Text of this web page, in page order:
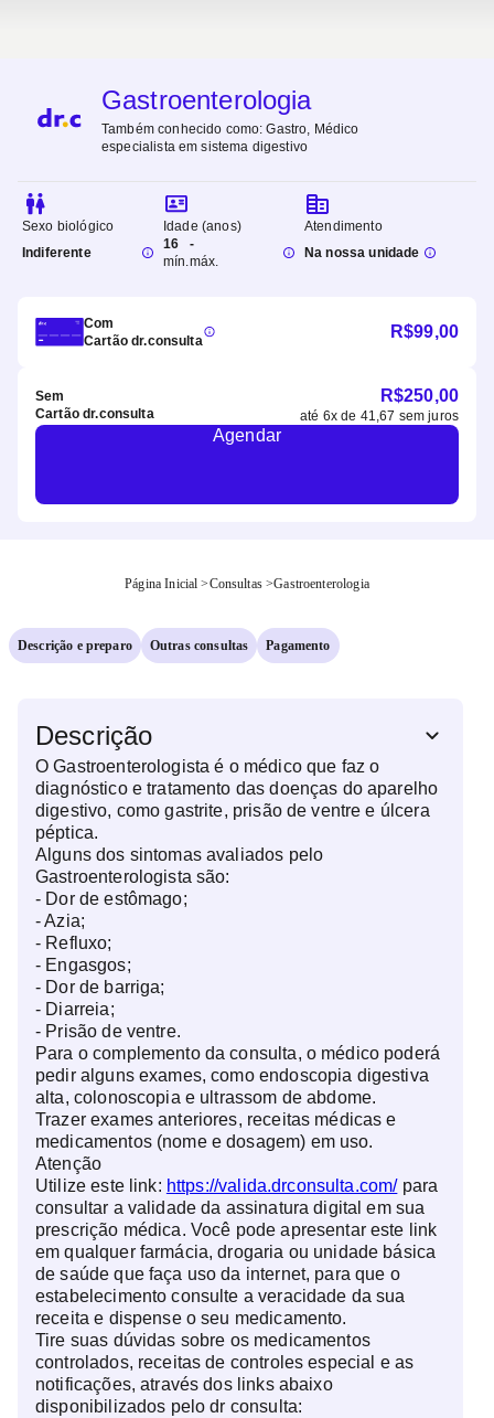
Gastroenterologia
Também conhecido como:Gastro, Médico
especialista em sistema digestivo
Sexo biológico
Indiferente
Idade (anos)
16
mín.
-
máx.
Atendimento
Na nossa unidade
Com
Cartão dr.consulta
R$99,00
Sem
Cartão dr.consulta
R$250,00
até 6x de 41,67 sem juros
Agendar
Página Inicial >Consultas >Gastroenterologia
Descrição e preparo Outras consultas Pagamento
Descrição
O Gastroenterologista é o médico que faz o
diagnóstico e tratamento das doenças do aparelho
digestivo, como gastrite, prisão de ventre e úlcera
péptica.
Alguns dos sintomas avaliados pelo
Gastroenterologista são:
- Dor de estômago;
- Azia;
- Refluxo;
- Engasgos;
- Dor de barriga;
- Diarreia;
- Prisão de ventre.
Para o complemento da consulta, o médico poderá
pedir alguns exames, como endoscopia digestiva
alta, colonoscopia e ultrassom de abdome.
Trazer exames anteriores, receitas médicas e
medicamentos (nome e dosagem) em uso.
Atenção
Utilize este link: https://valida.drconsulta.com/para
consultar a validade da assinatura digital em sua
prescrição médica. Você pode apresentar este link
em qualquer farmácia, drogaria ou unidade básica
de saúde que faça uso da internet, para que o
estabelecimento consulte a veracidade da sua
receita e dispense o seu medicamento.
Tire suas dúvidas sobre os medicamentos
controlados, receitas de controles especial e as
notificações, através dos links abaixo
disponibilizados pelo dr consulta: